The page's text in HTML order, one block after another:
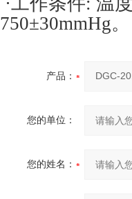
750±30mmHg。
产品：
您的单位：
您的姓名：